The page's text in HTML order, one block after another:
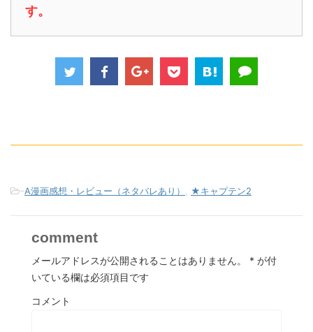
す。
-A漫画感想・レビュー（ネタバレあり） ★キャプテン2
comment
メールアドレスが公開されることはありません。 * が付
いている欄は必須項目です
コメント